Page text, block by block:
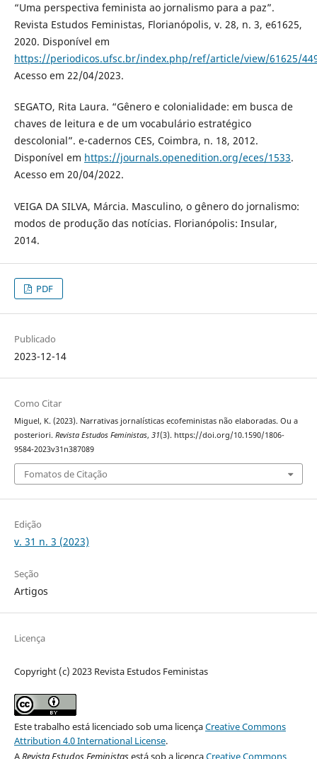
“Uma perspectiva feminista ao jornalismo para a paz”.
Revista Estudos Feministas, Florianópolis, v. 28, n. 3, e61625,
2020. Disponível em
https://periodicos.ufsc.br/index.php/ref/article/view/61625/
Acesso em 22/04/2023.
SEGATO, Rita Laura. “Gênero e colonialidade: em busca de
chaves de leitura e de um vocabulário estratégico
descolonial”. e-cadernos CES, Coimbra, n. 18, 2012.
Disponível em https://journals.openedition.org/eces/1533.
Acesso em 20/04/2022.
VEIGA DA SILVA, Márcia. Masculino, o gênero do jornalismo:
modos de produção das notícias. Florianópolis: Insular,
2014.
PDF
Publicado
2023-12-14
Como Citar
Miguel, K. (2023). Narrativas jornalísticas ecofeministas não elaboradas. Ou a
posteriori. Revista Estudos Feministas, 31(3). https://doi.org/10.1590/1806-
9584-2023v31n387089
Fomatos de Citação
Edição
v. 31 n. 3 (2023)
Seção
Artigos
Licença
Copyright (c) 2023 Revista Estudos Feministas
Este trabalho está licenciado sob uma licençaCreative Commons
Attribution 4.0 International License.
ARevista Estudos Feministasestá sob a licençaCreative Commons